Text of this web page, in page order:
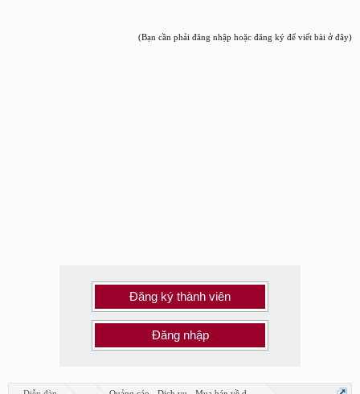
(Bạn cần phải đăng nhập hoặc đăng ký để viết bài ở đây)
Đăng ký thành viên
Đăng nhập